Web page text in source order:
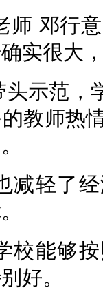
师 邓行
实很大
示范，
教师热
减轻了
校能够
好。